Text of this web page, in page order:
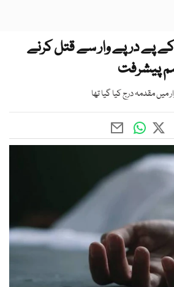
کے پے در پے وار سے قتل کرنے
پیشرفت
میں مقدمہ درج کیا گیا تھا